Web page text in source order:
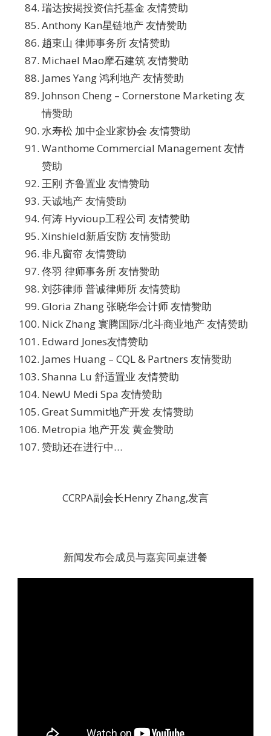
瑞达按揭投资信托基金 友情赞助
Anthony Kan星链地产 友情赞助
趙東山 律师事务所 友情赞助
Michael Mao摩石建筑 友情赞助
James Yang 鸿利地产 友情赞助
Johnson Cheng – Cornerstone Marketing 友
情赞助
水寿松 加中企业家协会 友情赞助
Wanthome Commercial Management 友情
赞助
王刚 齐鲁置业 友情赞助
天诚地产 友情赞助
何涛 Hyvioup工程公司 友情赞助
Xinshield新盾安防 友情赞助
非凡窗帘 友情赞助
佟羽 律师事务所 友情赞助
刘莎律师 普诚律师所 友情赞助
Gloria Zhang 张晓华会计师 友情赞助
Nick Zhang 寰腾国际/北斗商业地产 友情赞助
Edward Jones友情赞助
James Huang – CQL & Partners 友情赞助
Shanna Lu 舒适置业 友情赞助
NewU Medi Spa 友情赞助
Great Summit地产开发 友情赞助
Metropia 地产开发 黄金赞助
赞助还在进行中…
CCRPA副会长Henry Zhang,发言
新闻发布会成员与嘉宾同桌进餐